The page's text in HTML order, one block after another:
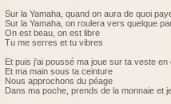
Sur la Yamaha, quand on aura de quoi
Sur la Yamaha, on roulera vers quelque
On est beau, on est libre
Tu me serres et tu vibres
Et puis j'ai poussé ma joue sur ta veste en
Et ma main sous ta ceinture
Nous approchons du péage
Dans ma poche, prends de la monnaie et